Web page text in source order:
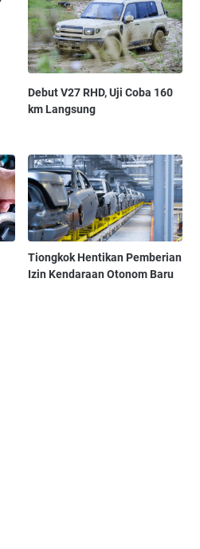
Debut V27 RHD, Uji Coba 160
km Langsung
Tiongkok Hentikan Pemberian
Izin Kendaraan Otonom Baru